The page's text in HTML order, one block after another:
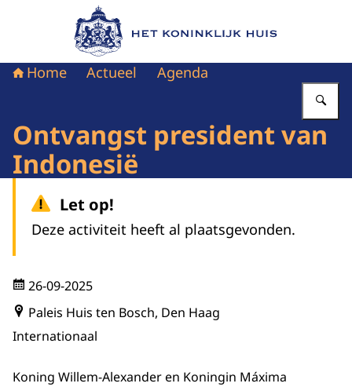
Naar de homepage van Het Koninklijk Huis
Home Actueel Agenda
Ontvangst president van
Indonesië
Let op!
Deze activiteit heeft al plaatsgevonden.
26-09-2025
Paleis Huis ten Bosch, Den Haag
Internationaal
Koning Willem-Alexander en Koningin Máxima